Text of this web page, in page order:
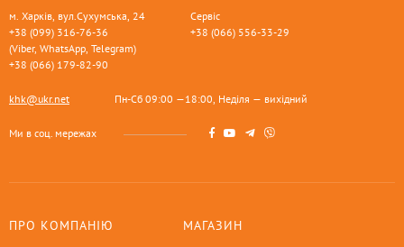
м. Харків, вул.Сухумська, 24
+38 (099) 316-76-36
(Viber, WhatsApp, Telegram)
+38 (066) 179-82-90
Сервіс
+38 (066) 556-33-29
khk@ukr.net Пн-Сб 09:00 —18:00, Неділя — вихідний
Ми в соц. мережах
ПРО КОМПАНІЮ МАГАЗИН